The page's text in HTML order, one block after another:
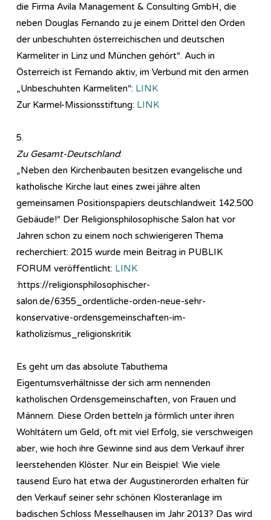
die Firma Avila Management & Consulting GmbH, die
neben Douglas Fernando zu je einem Drittel den Orden
der unbeschuhten österreichischen und deutschen
Karmeliter in Linz und München gehört“. Auch in
Österreich ist Fernando aktiv, im Verbund mit den armen
„Unbeschuhten Karmeliten“: LINK
Zur Karmel-Missionsstiftung: LINK
5.
Zu Gesamt-Deutschland:
„Neben den Kirchenbauten besitzen evangelische und
katholische Kirche laut eines zwei jähre alten
gemeinsamen Positionspapiers deutschlandweit 142.500
Gebäude!“ Der Religionsphilosophische Salon hat vor
Jahren schon zu einem noch schwierigeren Thema
recherchiert: 2015 wurde mein Beitrag in PUBLIK
FORUM veröffentlicht: LINK
:https://religionsphilosophischer-
salon.de/6355_ordentliche-orden-neue-sehr-
konservative-ordensgemeinschaften-im-
katholizismus_religionskritik
Es geht um das absolute Tabuthema
Eigentumsverhältnisse der sich arm nennenden
katholischen Ordensgemeinschaften, von Frauen und
Männern. Diese Orden betteln ja förmlich unter ihren
Wohltätern um Geld, oft mit viel Erfolg, sie verschweigen
aber, wie hoch ihre Gewinne sind aus dem Verkauf ihrer
leerstehenden Klöster. Nur ein Beispiel: Wie viele
tausend Euro hat etwa der Augustinerorden erhalten für
den Verkauf seiner sehr schönen Klosteranlage im
badischen Schloss Messelhausen im Jahr 2013? Das wird